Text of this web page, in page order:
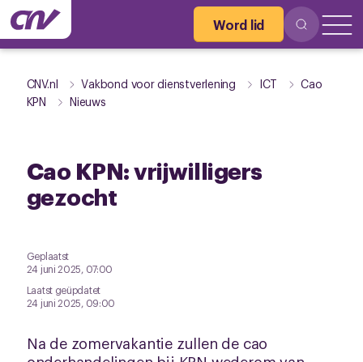
Word lid
CNV.nl Vakbond voor dienstverlening ICT
Cao
KPN
Nieuws
Cao KPN: vrijwilligers
gezocht
Geplaatst
24 juni 2025, 07:00
Laatst geüpdatet
24 juni 2025, 09:00
Na de zomervakantie zullen de cao